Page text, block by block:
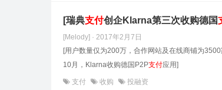
[瑞典支付创企Klarna第三次收购德国
[Melody] · 2017年2月7日
[用户数量仅为200万，合作网站及在线商铺为
10月，Klarna收购德国P2P支付应用]
支付 收购 投融资